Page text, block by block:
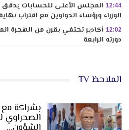
12:44 المجلس الأعلى للحسابات
الوزراء ورؤساء الدواوين مع اقتراب
12:02
دورته الرابعة
الملاحظ TV
بشراكة مع
الصحراوي